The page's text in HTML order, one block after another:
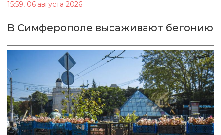
15:59, 06 августа 2026
В Симферополе высаживают бегонию